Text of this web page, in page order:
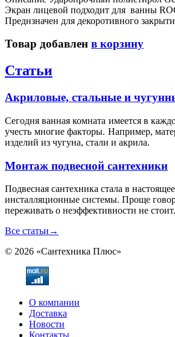
Экран лицевой подходит для ванны
Преднзначен для декоротивного
Товар добавлен в корзину
Статьи
Акриловые, стальные и
Сегодня ванная комната имеется в
учесть многие факторы. Например,
изделий из чугуна, стали и акрила.
Монтаж подвесной сантехники
Подвесная сантехника стала в
инсталляционные системы. Проще
переживать о неэффективности не стоит.
Все статьи →
© 2026 «Сантехника Плюс»
О компании
Доставка
Новости